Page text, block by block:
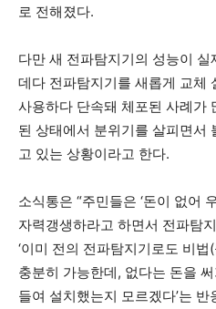
로 전해졌다.
다만 새 전파탐지기의 성능이
데다 전파탐지기를 새롭게 교체
사용하다 단속돼 체포된 사례가
된 상태에서 분위기를 살피면서
고 있는 상황이라고 한다.
소식통은 “주민들은 ‘돈이 없어
자력갱생하라고 하면서 전파탐
‘이미 전의 전파탐지기로도 비
충분히 가능한데, 없다는 돈을
들여 설치했는지 모르겠다’는 반